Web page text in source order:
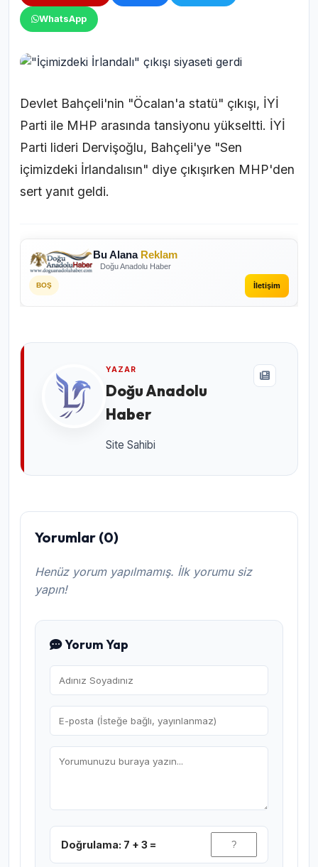
WhatsApp
Devlet Bahçeli'nin "Öcalan'a statü" çıkışı, İYİ
Parti ile MHP arasında tansiyonu yükseltti. İYİ
Parti lideri Dervişoğlu, Bahçeli'ye "Sen
içimizdeki İrlandalısın" diye çıkışırken MHP'den
sert yanıt geldi.
Bu Alana Reklam
Doğu Anadolu Haber
BOŞ İletişim
YAZAR
Doğu Anadolu
Haber
Site Sahibi
Yorumlar (0)
Henüz yorum yapılmamış. İlk yorumu siz
yapın!
Yorum Yap
Doğrulama: 7 + 3 =